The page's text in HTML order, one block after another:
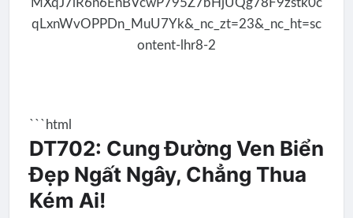
```html
DT702: Cung Đường Ven Biển
Đẹp Ngất Ngây, Chẳng Thua
Kém Ai!